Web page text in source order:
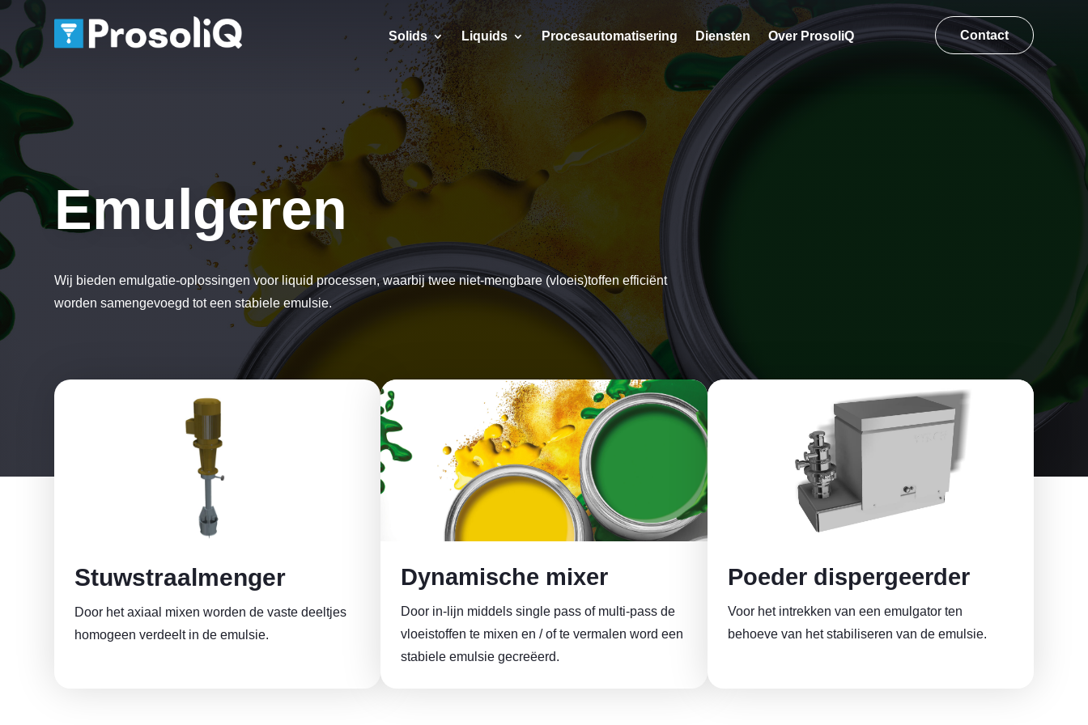
Solids Liquids Procesautomatisering Diensten Over ProsoliQ Contact
Emulgeren
Wij bieden emulgatie-oplossingen voor liquid processen, waarbij twee niet-mengbare (vloeis)toffen efficiënt
worden samengevoegd tot een stabiele emulsie.
Stuwstraalmenger
Door het axiaal mixen worden de vaste deeltjes
homogeen verdeelt in de emulsie.
Dynamische mixer
Door in-lijn middels single pass of multi-pass de
vloeistoffen te mixen en / of te vermalen word een
stabiele emulsie gecreëerd.
Poeder dispergeerder
Voor het intrekken van een emulgator ten
behoeve van het stabiliseren van de emulsie.